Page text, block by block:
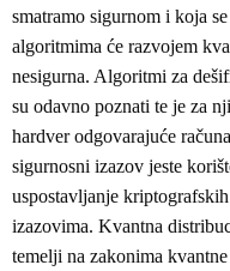
smatramo sigurnom i koja
algoritmima će razvojem
nesigurna. Algoritmi za
su odavno poznati te je za
hardver odgovarajuće
sigurnosni izazov jeste
uspostavljanje
izazovima. Kvantna
temelji na zakonima